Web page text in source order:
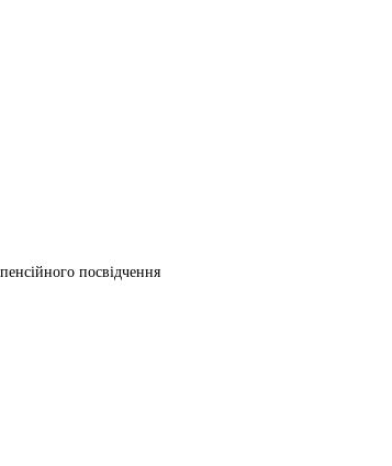
посвідчення